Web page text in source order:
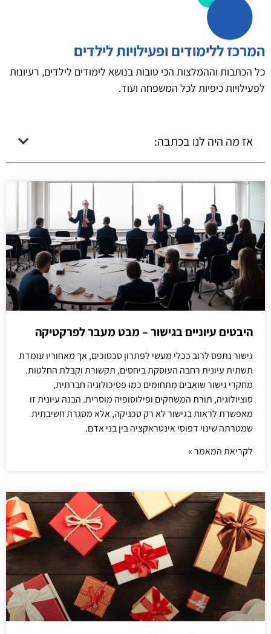
המרכז ללימודים ופעילויות לילדים
כל הכתבות וההמלצות הכי טובות בנושא לימודים לילדים, רעיונות
לפעילויות כיפיות לכל המשפחה ועוד.
אז מה היה לנו בכתבה:
היבטים עיוניים בגישור – מבט מעבר לפרקטיקה
גישור נתפס לרוב ככלי מעשי לפתרון סכסוכים, אך מאחוריו עומדת
תשתית עיונית רחבה העוסקת ביחסים, תקשורת וקבלת החלטות.
מחקרי גישור שואבים מתחומים כמו פסיכולוגיה חברתית,
סוציולוגיה, תורת המשחקים ופילוסופיה מוסרית. הבנה עיונית זו
מאפשרת לראות בגישור לא רק טכניקה, אלא מסגרת חשיבתית
שמטרתה שינוי דפוסי אינטראקציה בין בני אדם.
לקריאת המאמר »